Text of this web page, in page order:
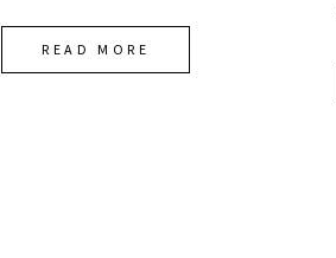
READ MORE